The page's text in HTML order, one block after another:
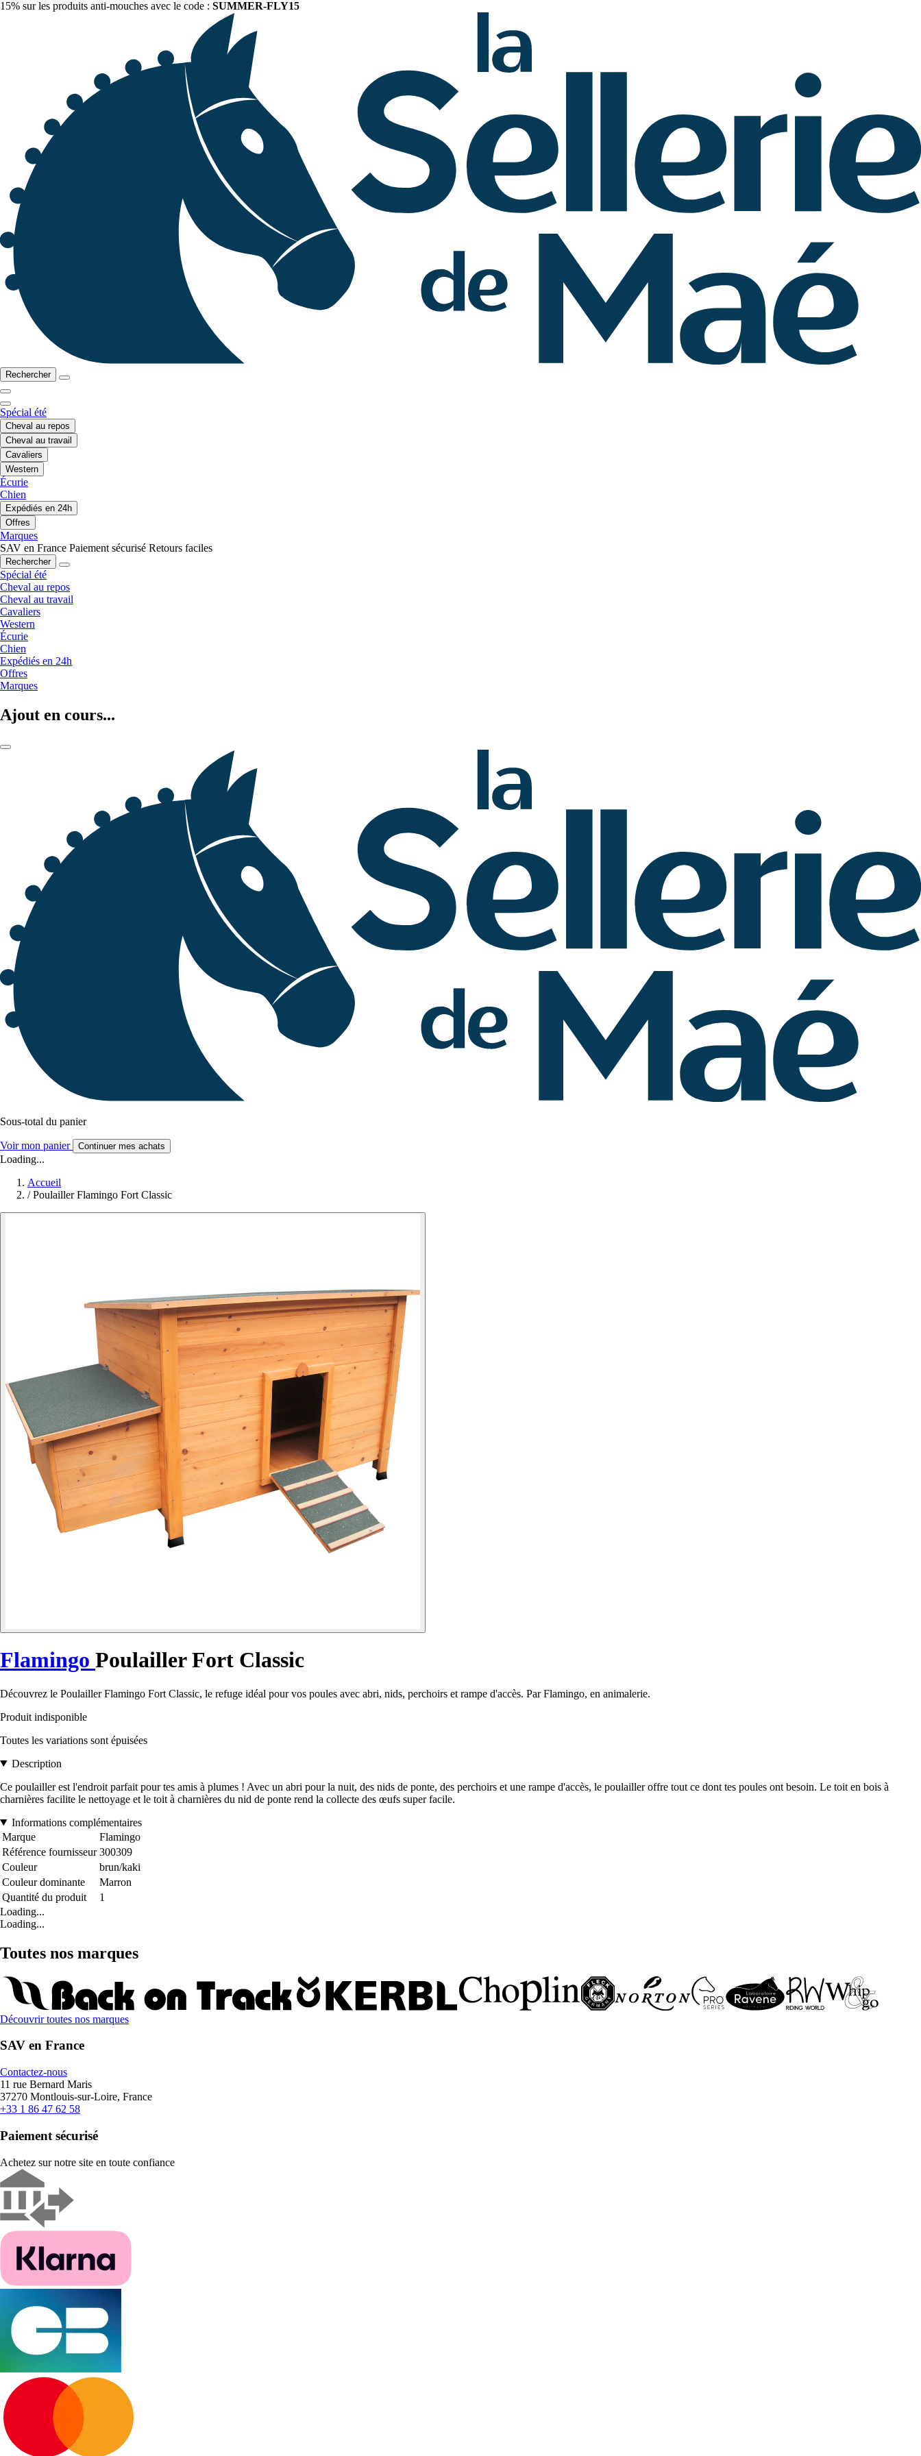
15% sur les produits anti-mouches avec le code : SUMMER-FLY15
Rechercher
Spécial été
Cheval au repos
Cheval au travail
Cavaliers
Western
Écurie
Chien
Expédiés en 24h
Offres
Marques
SAV en France Paiement sécurisé Retours faciles
Rechercher
Spécial été
Cheval au repos
Cheval au travail
Cavaliers
Western
Écurie
Chien
Expédiés en 24h
Offres
Marques
Ajout en cours...
Sous-total du panier
Voir mon panier Continuer mes achats
Loading...
Accueil
/ Poulailler Flamingo Fort Classic
Flamingo Poulailler Fort Classic
Découvrez le Poulailler Flamingo Fort Classic, le refuge idéal pour vos poules avec abri, nids, perchoirs et rampe d'accès. Par Flamingo, en animalerie.
Produit indisponible
Toutes les variations sont épuisées
Description
Ce poulailler est l'endroit parfait pour tes amis à plumes ! Avec un abri pour la nuit, des nids de ponte, des perchoirs et une rampe d'accès, le poulailler offre tout ce dont tes poules ont besoin. Le toit en bois à
charnières facilite le nettoyage et le toit à charnières du nid de ponte rend la collecte des œufs super facile.
Informations complémentaires
Marque
Flamingo
Référence fournisseur 300309
Couleur
brun/kaki
Couleur dominante
Marron
Quantité du produit
1
Loading...
Loading...
Toutes nos marques
Découvrir toutes nos marques
SAV en France
Contactez-nous
11 rue Bernard Maris
37270 Montlouis-sur-Loire, France
+33 1 86 47 62 58
Paiement sécurisé
Achetez sur notre site en toute confiance